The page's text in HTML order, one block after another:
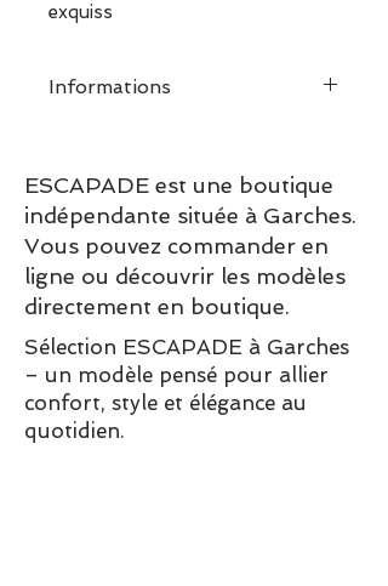
exquiss
Informations
ESCAPADE est une boutique
indépendante située à Garches.
Vous pouvez commander en
ligne ou découvrir les modèles
directement en boutique.
Sélection ESCAPADE à Garches
– un modèle pensé pour allier
confort, style et élégance au
quotidien.